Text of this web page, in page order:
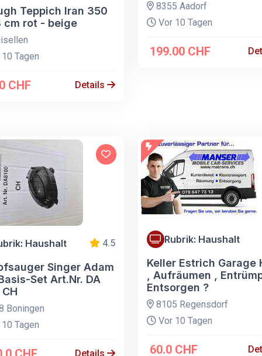
Teppich Iran 350
cm rot - beige
Tagen
CHF Details
8355 Aadorf
Vor 10 Tagen
199.00 CHF
Haushalt 4.5
Singer Adam
Set Art.Nr. DA
Boningen
Tagen
Details
Rubrik: Haushalt
Keller Estrich Garage
, Aufräumen ,
Entsorgen ?
8105 Regensdorf
Vor 10 Tagen
60.0 CHF